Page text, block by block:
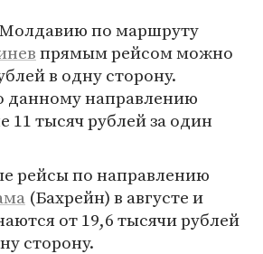
Молдавию по маршруту
прямым рейсом можно
в одну сторону.
данному направлению
11 тысяч рублей за один
рейсы по направлению
(Бахрейн) в августе и
от 19,6 тысячи рублей
сторону.